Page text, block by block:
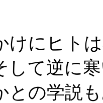
けにヒト
して逆に
との学説